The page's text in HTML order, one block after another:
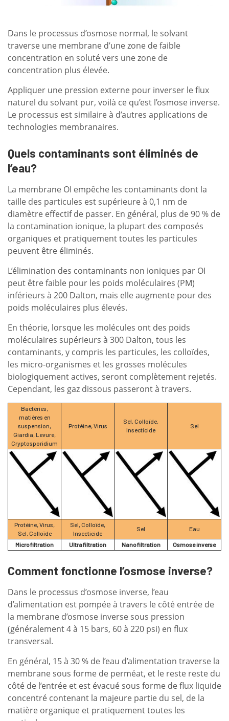
Dans le processus d’osmose normal, le solvant
traverse une membrane d’une zone de faible
concentration en soluté vers une zone de
concentration plus élevée.
Appliquer une pression externe pour inverser le flux
naturel du solvant pur, voilà ce qu’est l’osmose inverse.
Le processus est similaire à d’autres applications de
technologies membranaires.
Quels contaminants sont éliminés de
l’eau?
La membrane OI empêche les contaminants dont la
taille des particules est supérieure à 0,1 nm de
diamètre effectif de passer. En général, plus de 90 % de
la contamination ionique, la plupart des composés
organiques et pratiquement toutes les particules
peuvent être éliminés.
L’élimination des contaminants non ioniques par OI
peut être faible pour les poids moléculaires (PM)
inférieurs à 200 Dalton, mais elle augmente pour des
poids moléculaires plus élevés.
En théorie, lorsque les molécules ont des poids
moléculaires supérieurs à 300 Dalton, tous les
contaminants, y compris les particules, les colloïdes,
les micro-organismes et les grosses molécules
biologiquement actives, seront complètement rejetés.
Cependant, les gaz dissous passeront à travers.
Bactéries,
matières en
suspension,
Giardia, Levure,
Cryptosporidium
Protéine, Virus
Sel, Colloïde,
Insecticide
Sel
Protéine, Virus,
Sel, Colloïde
Sel, Colloïde,
Insecticide
Sel Eau
Microfiltration Ultrafiltration Nanofiltration Osmose inverse
Comment fonctionne l’osmose inverse?
Dans le processus d’osmose inverse, l’eau
d’alimentation est pompée à travers le côté entrée de
la membrane d’osmose inverse sous pression
(généralement 4 à 15 bars, 60 à 220 psi) en flux
transversal.
En général, 15 à 30 % de l’eau d’alimentation traverse la
membrane sous forme de perméat, et le reste reste du
côté de l’entrée et est évacué sous forme de flux liquide
concentré contenant la majeure partie du sel, de la
matière organique et pratiquement toutes les